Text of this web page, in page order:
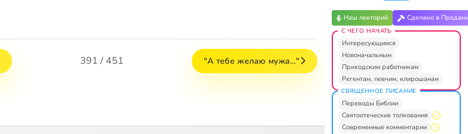
391 / 451 "А тебе желаю мужа…"
Наш лекторий Сделано в
С ЧЕГО НАЧАТЬ
Интересующимся
Новоначальным
Приходским работникам
Регентам, певчим, клирошанам
СВЯЩЕННОЕ ПИСАНИЕ
Переводы Библии
Святоотеческие толкования
Современные комментарии